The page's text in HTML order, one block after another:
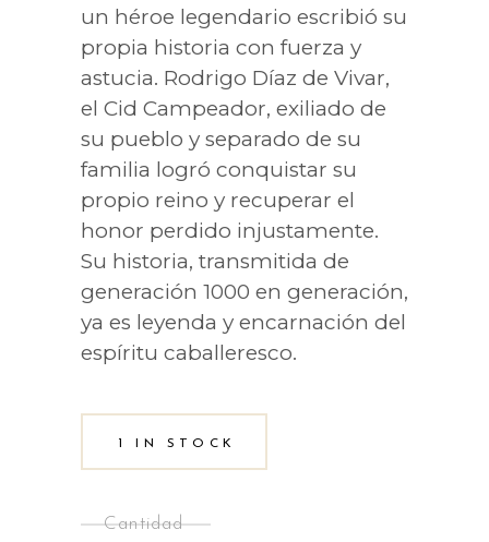
un héroe legendario escribió su
propia historia con fuerza y
astucia. Rodrigo Díaz de Vivar,
el Cid Campeador, exiliado de
su pueblo y separado de su
familia logró conquistar su
propio reino y recuperar el
honor perdido injustamente.
Su historia, transmitida de
generación 1000 en generación,
ya es leyenda y encarnación del
espíritu caballeresco.
1 IN STOCK